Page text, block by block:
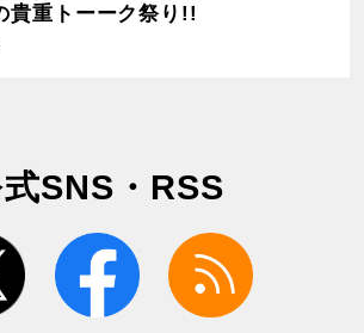
貴重トーーク祭り!!
SNS・RSS
twitter facebook